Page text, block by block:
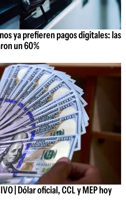
ya prefieren pagos digitales: las
un 60%
| Dólar oficial, CCL y MEP hoy